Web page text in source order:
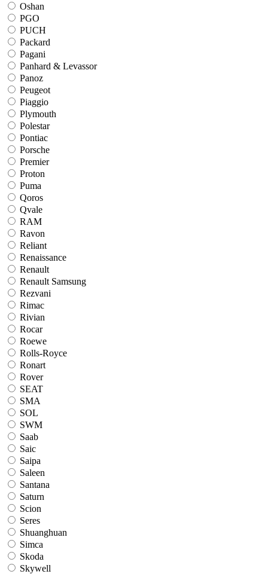
Oshan
PGO
PUCH
Packard
Pagani
Panhard & Levassor
Panoz
Peugeot
Piaggio
Plymouth
Polestar
Pontiac
Porsche
Premier
Proton
Puma
Qoros
Qvale
RAM
Ravon
Reliant
Renaissance
Renault
Renault Samsung
Rezvani
Rimac
Rivian
Rocar
Roewe
Rolls-Royce
Ronart
Rover
SEAT
SMA
SOL
SWM
Saab
Saic
Saipa
Saleen
Santana
Saturn
Scion
Seres
Shuanghuan
Simca
Skoda
Skywell